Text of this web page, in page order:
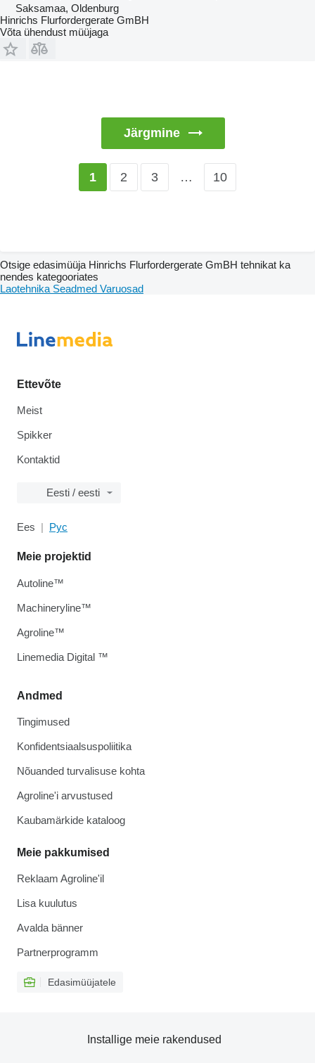
Saksamaa, Oldenburg
Hinrichs Flurfordergerate GmBH
Võta ühendust müüjaga
Järgmine
1 2 3 … 10
Otsige edasimüüja Hinrichs Flurfordergerate GmBH tehnikat ka
nendes kategooriates
Laotehnika Seadmed Varuosad
Ettevõte
Meist
Spikker
Kontaktid
Eesti / eesti
Ees Рус
Andmed
Tingimused
Konfidentsiaalsuspoliitika
Nõuanded turvalisuse kohta
Agroline'i arvustused
Kaubamärkide kataloog
Meie pakkumised
Reklaam Agroline'il
Lisa kuulutus
Avalda bänner
Partnerprogramm
Edasimüüjatele
Meie projektid
Autoline™
Machineryline™
Agroline™
Linemedia Digital ™
Installige meie rakendused